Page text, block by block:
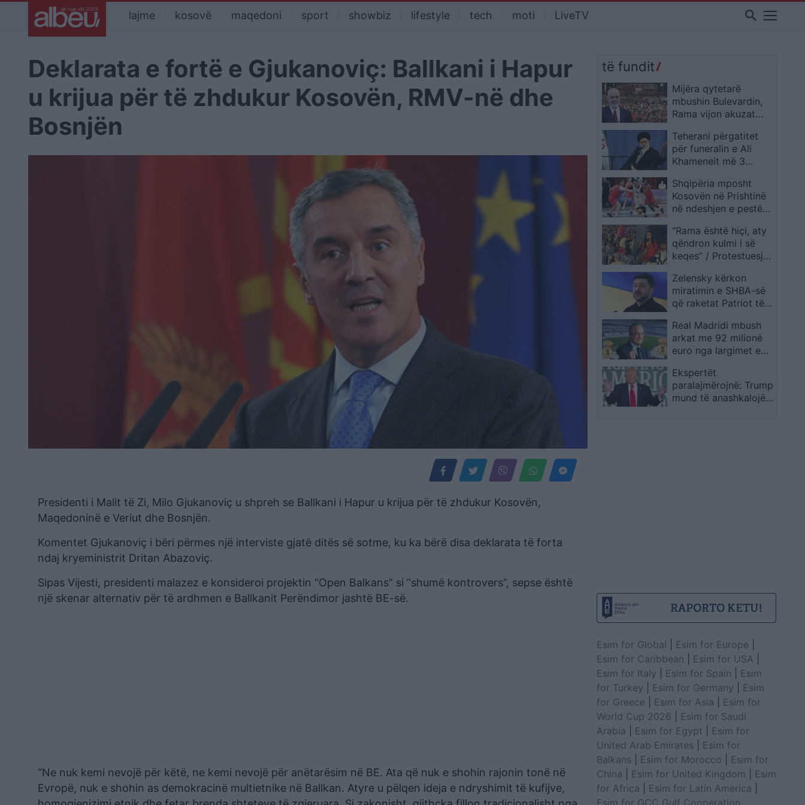
lajme kosovë maqedoni sport showbiz lifestyle tech moti LiveTV search
Deklarata e fortë e Gjukanoviç: Ballkani i Hapur
u krijua për të zhdukur Kosovën, RMV-në dhe
Bosnjën
Presidenti i Malit të Zi, Milo Gjukanoviç u shpreh se Ballkani i Hapur u krijua për të zhdukur Kosovën,
Maqedoninë e Veriut dhe Bosnjën.
Komentet Gjukanoviç i bëri përmes një interviste gjatë ditës së sotme, ku ka bërë disa deklarata të forta
ndaj kryeministrit Dritan Abazoviç.
Sipas Vijesti, presidenti malazez e konsideroi projektin “Open Balkans” si “shumë kontrovers”, sepse është
një skenar alternativ për të ardhmen e Ballkanit Perëndimor jashtë BE-së.
“Ne nuk kemi nevojë për këtë, ne kemi nevojë për anëtarësim në BE. Ata që nuk e shohin rajonin tonë në
Evropë, nuk e shohin as demokracinë multietnike në Ballkan. Atyre u pëlqen ideja e ndryshimit të kufijve,
të fundit
Mijëra qytetarë
mbushin Bulevardin,
Rama vijon akuzat
ia atribuon situatën
qytetarëve, jo
korrupsionit e
premtimeve të
pambajtura
Teherani përgatitet
për funeralin e Ali
Khameneit më 3
axhendën zyrtare dhe
pret delegacione nga
rreth 100 shtete
Shqipëria mposht
Kosovën në Prishtinë
në ndeshjen e pestë
“Eurobasket”
“Rama është hiçi, aty
qëndron kulmi i së
keqes” / Protestuesja:
miell, ndaj tyre duhen
hedhur mbeturina
Zelensky kërkon
miratimin e SHBA-së
që raketat Patriot të
Real Madridi mbush
arkat me 92 milionë
euro nga largimet e
pjesë e skuadrës
sezonin e kaluar
Ekspertët
paralajmërojnë: Trump
mund të anashkalojë
Esim for Global Esim for Europe
Esim for Caribbean
Esim for USA
Esim for Italy
Esim for Spain
Esim
for Turkey
Esim for Germany
Esim
for Greece
Esim for Asia
Esim for
World Cup 2026
Esim for Saudi
Arabia
Esim for Egypt
Esim for
United Arab Emirates
Esim for
Balkans
Esim for Morocco
Esim for
China
Esim for United Kingdom
Esim
for Africa
Esim for Latin America
Esim for GCC Gulf Cooperation